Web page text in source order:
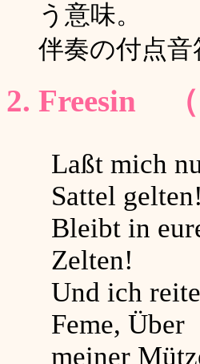
う意味。
伴奏の付点
2. Freesin （
Laßt mich
Sattel gelten!
Bleibt in
Zelten!
Und ich
Feme, Über
meiner